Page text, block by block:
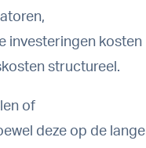
investeringen kosten
structureel.
of
deze op de lange